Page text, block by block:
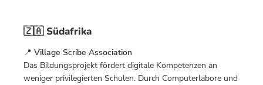
🇿🇦 Südafrika
📍 Village Scribe Association
Das Bildungsprojekt fördert digitale Kompetenzen an
weniger privilegierten Schulen. Durch Computerlabore und